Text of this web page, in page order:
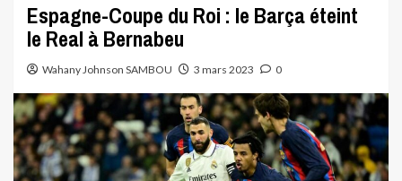
Espagne-Coupe du Roi : le Barça éteint
le Real à Bernabeu
Wahany Johnson SAMBOU 3 mars 2023 0